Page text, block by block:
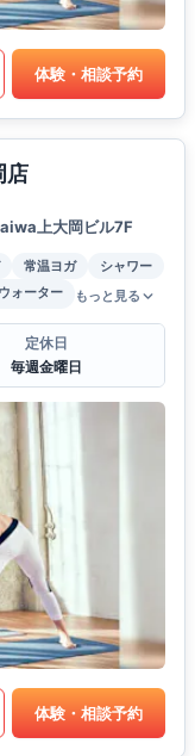
体験・相談予約
店
上大岡ビル7F
常温ヨガ
シャワー
ォーター もっと見る
定休日
毎週金曜日
体験・相談予約